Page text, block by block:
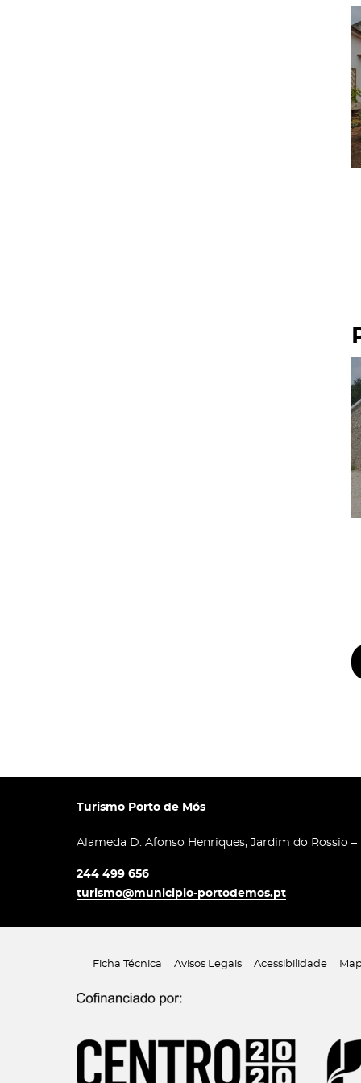
Turismo Porto de Mós
Alameda D. Afonso Henriques, Jardim do Rossio
244 499 656
turismo@municipio-portodemos.pt
Ficha Técnica Avisos Legais Acessibilidade